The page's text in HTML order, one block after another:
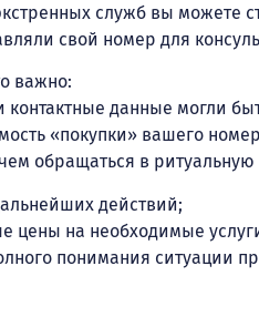
служб вы можете
свой номер для
важно:
контактные данные могли
«покупки» вашего
обращаться в ритуальную
действий;
цены на необходимые
понимания ситуации